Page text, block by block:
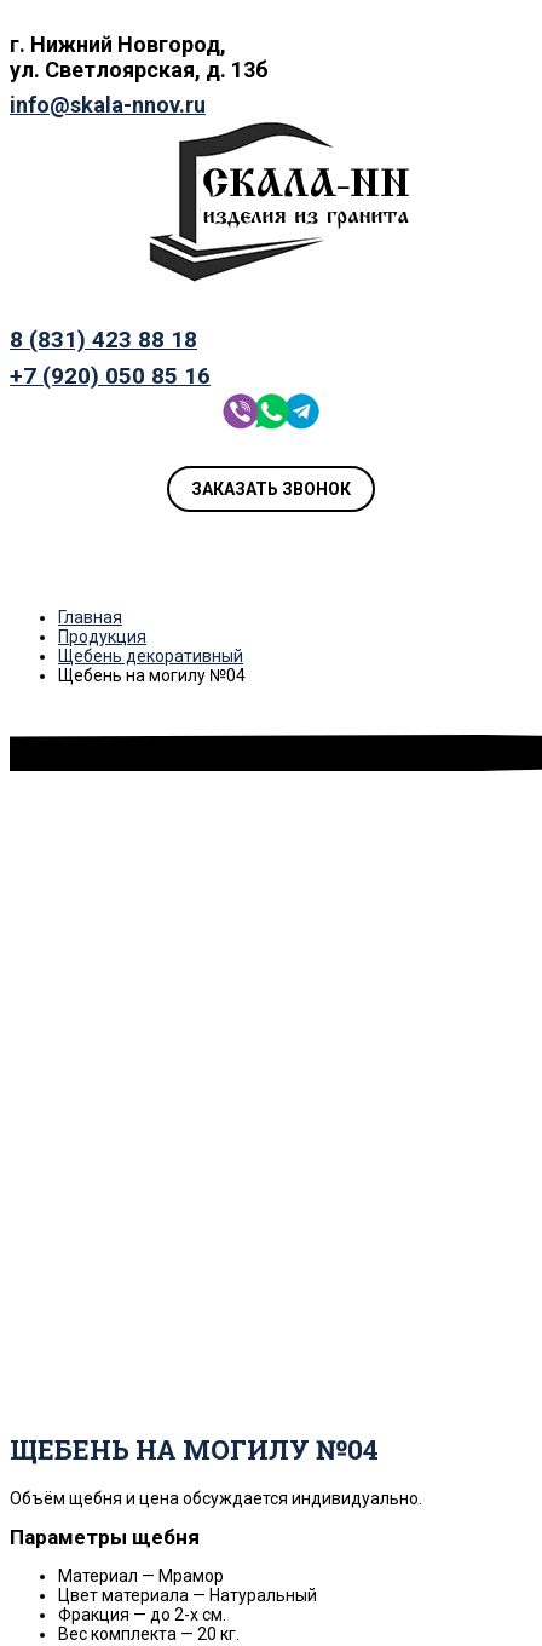
г. Нижний Новгород,
ул. Светлоярская, д. 13б
info@skala-nnov.ru
8 (831) 423 88 18
+7 (920) 050 85 16
ЗАКАЗАТЬ ЗВОНОК
Главная
Продукция
Щебень декоративный
Щебень на могилу №04
ЩЕБЕНЬ НА МОГИЛУ №04
Объём щебня и цена обсуждается индивидуально.
Параметры щебня
Материал — Мрамор
Цвет материала — Натуральный
Фракция — до 2-х см.
Вес комплекта — 20 кг.